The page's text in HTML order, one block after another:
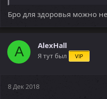
Бро для здоровья можно
A AlexHall
Я тут был VIP
8 Дек 2018